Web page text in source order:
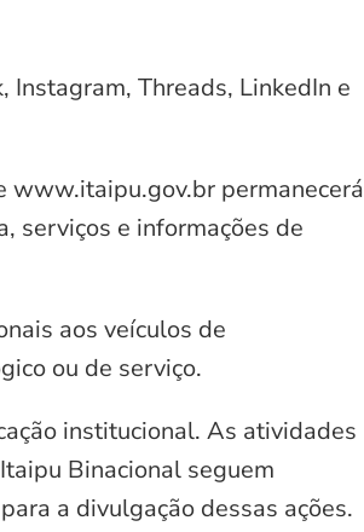
Instagram, Threads, LinkedIn e
www.itaipu.gov.br permanecerá
serviços e informações de
aos veículos de
ou de serviço.
institucional. As atividades
Binacional seguem
a divulgação dessas ações.